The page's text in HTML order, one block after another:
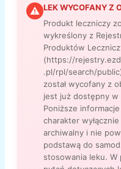
⚠ LEK WYCOFANY Z
Produkt leczniczy
wykreślony z
Produktów
(https://
.pl/rpl/search/
został wycofany z
jest już dostępny w
Poniższe informacje
charakter wyłącznie
archiwalny i nie
podstawą do
stosowania leku. W